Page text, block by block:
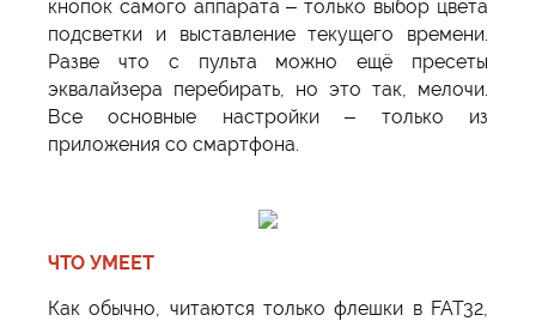
кнопок самого аппарата – только выбор цвета
подсветки и выставление текущего времени.
Разве что с пульта можно ещё пресеты
эквалайзера перебирать, но это так, мелочи.
Все основные настройки – только из
приложения со смартфона.
ЧТО УМЕЕТ
Как обычно, читаются только флешки в FAT32,